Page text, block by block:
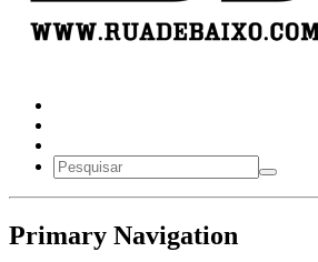
Primary Navigation